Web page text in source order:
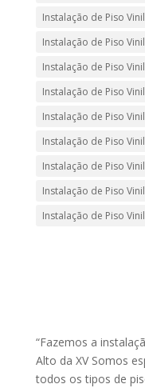
Instalação de Piso
Instalação de Piso
Instalação de Piso
Instalação de Piso
Instalação de Piso
Instalação de Piso
Instalação de Piso
Instalação de Piso
Instalação de Piso
“Fazemos a
Alto da XV Somos
todos os tipos de